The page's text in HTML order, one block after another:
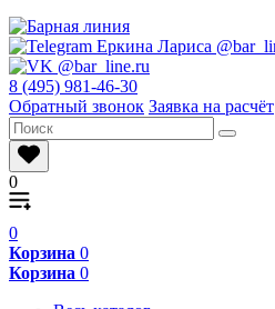
8 (495) 981-46-30
Обратный звонок Заявка на расчёт
0
0
Корзина 0
Корзина 0